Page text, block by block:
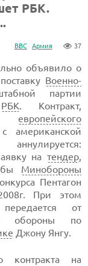
РБК.
ВВС Армия 37
объявило о
Военно-
партии
РБК. Контракт,
европейского
американской
на тендер,
Минобороны
Пентагон
При этом
от
обороны по
Джону Янгу.
контракта на